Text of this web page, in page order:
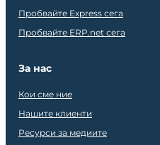
Пробвайте Express сега
Пробвайте ERP.net сега
За нас
Кои сме ние
Нашите клиенти
Ресурси за медиите